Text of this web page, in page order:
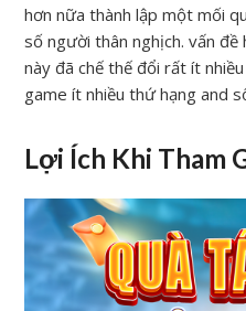
hơn nữa thành lập một mối
số người thân nghịch. vấn
này đã chế thế đổi rất ít
game ít nhiều thứ hạng and
Lợi Ích Khi Tham